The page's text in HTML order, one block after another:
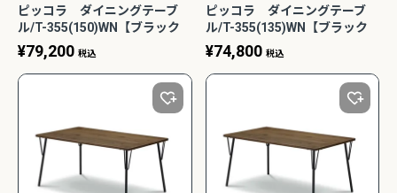
ピッコラ ダイニングテーブ
ル/T-355(150)WN【ブラック
ウォールナット/家族団らん/お
しゃれ/カフェ風/WeDoStyle】
¥79,200 税込
ピッコラ ダイニングテーブ
ル/T-355(135)WN【ブラック
ウォールナット/家族団らん/お
しゃれ/カフェ風/WeDoStyle】
¥74,800 税込